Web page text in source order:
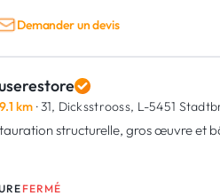
Demander un devis
9.1 km · 31, Dicksstrooss, L-5451
structurelle, gros œuvre et
FERMÉ